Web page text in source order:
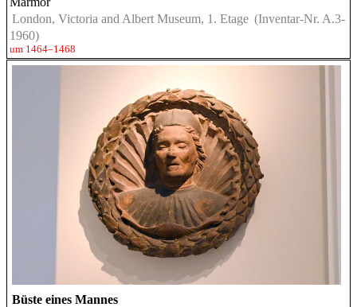
London, Victoria and Albert Museum, 1. Etage (Inventar-Nr. A.3-
1960)
um 1464–1468
Büste eines Mannes